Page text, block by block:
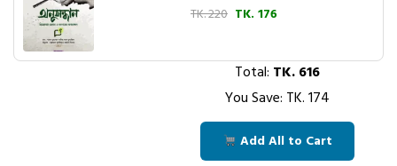
TK. 220 TK. 176
Total: TK.616
You Save: TK.174
Add All to Cart